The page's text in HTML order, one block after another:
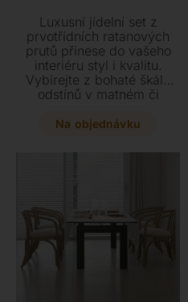
Luxusní jídelní set z
prvotřídních ratanových
prutů přinese do vašeho
interiéru styl i kvalitu.
Vybírejte z bohaté škály
odstínů v matném či
doplněných o prvotřídní
Na objednávku